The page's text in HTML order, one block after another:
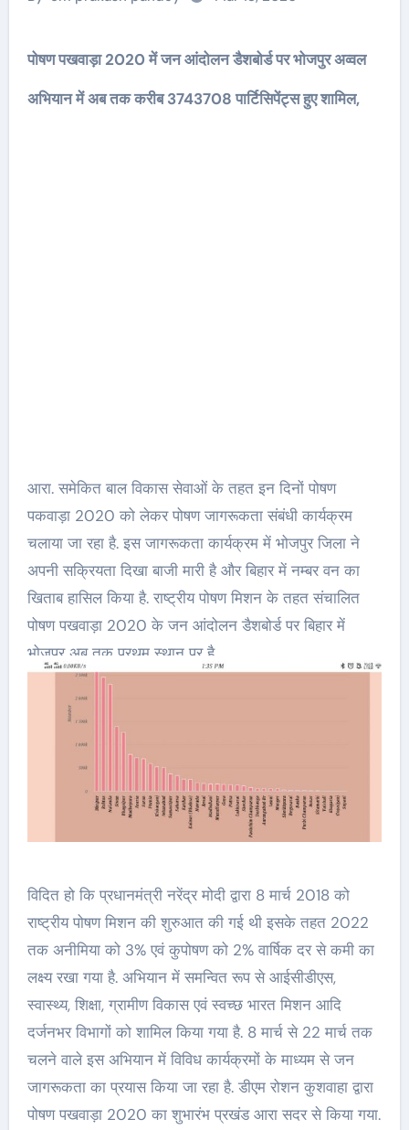
पोषण पखवाड़ा 2020 में जन आंदोलन डैशबोर्ड पर भोजपुर अव्वल
अभियान में अब तक करीब 3743708 पार्टिसिपेंट्स हुए शामिल,
आरा. समेकित बाल विकास सेवाओं के तहत इन दिनों पोषण
पकवाड़ा 2020 को लेकर पोषण जागरूकता संबंधी कार्यक्रम
चलाया जा रहा है. इस जागरूकता कार्यक्रम में भोजपुर जिला ने
अपनी सक्रियता दिखा बाजी मारी है और बिहार में नम्बर वन का
खिताब हासिल किया है. राष्ट्रीय पोषण मिशन के तहत संचालित
पोषण पखवाड़ा 2020 के जन आंदोलन डैशबोर्ड पर बिहार में
भोजपुर अब तक प्रथम स्थान पर है.
विदित हो कि प्रधानमंत्री नरेंद्र मोदी द्वारा 8 मार्च 2018 को
राष्ट्रीय पोषण मिशन की शुरुआत की गई थी इसके तहत 2022
तक अनीमिया को 3% एवं कुपोषण को 2% वार्षिक दर से कमी का
लक्ष्य रखा गया है. अभियान में समन्वित रूप से आईसीडीएस,
स्वास्थ्य, शिक्षा, ग्रामीण विकास एवं स्वच्छ भारत मिशन आदि
दर्जनभर विभागों को शामिल किया गया है. 8 मार्च से 22 मार्च तक
चलने वाले इस अभियान में विविध कार्यक्रमों के माध्यम से जन
जागरूकता का प्रयास किया जा रहा है. डीएम रोशन कुशवाहा द्वारा
पोषण पखवाड़ा 2020 का शुभारंभ प्रखंड आरा सदर से किया गया.